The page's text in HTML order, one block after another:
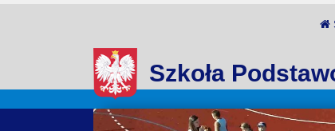
Szkoła